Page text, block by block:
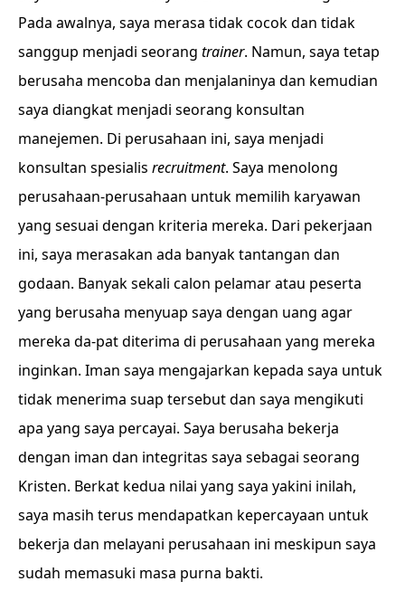
Pada awalnya, saya merasa tidak cocok dan tidak
sanggup menjadi seorang trainer. Namun, saya tetap
berusaha mencoba dan menjalaninya dan kemudian
saya diangkat menjadi seorang konsultan
manejemen. Di perusahaan ini, saya menjadi
konsultan spesialis recruitment. Saya menolong
perusahaan-perusahaan untuk memilih karyawan
yang sesuai dengan kriteria mereka. Dari pekerjaan
ini, saya merasakan ada banyak tantangan dan
godaan. Banyak sekali calon pelamar atau peserta
yang berusaha menyuap saya dengan uang agar
mereka da-pat diterima di perusahaan yang mereka
inginkan. Iman saya mengajarkan kepada saya untuk
tidak menerima suap tersebut dan saya mengikuti
apa yang saya percayai. Saya berusaha bekerja
dengan iman dan integritas saya sebagai seorang
Kristen. Berkat kedua nilai yang saya yakini inilah,
saya masih terus mendapatkan kepercayaan untuk
bekerja dan melayani perusahaan ini meskipun saya
sudah memasuki masa purna bakti.